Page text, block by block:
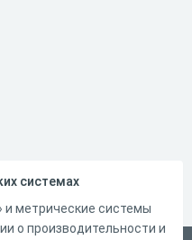
системах
метрические системы
о производительности и